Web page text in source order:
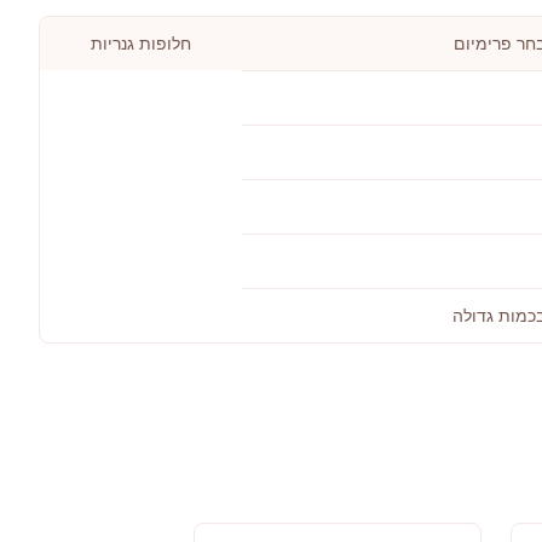
פרימיום חלופות גנריות
גדולה